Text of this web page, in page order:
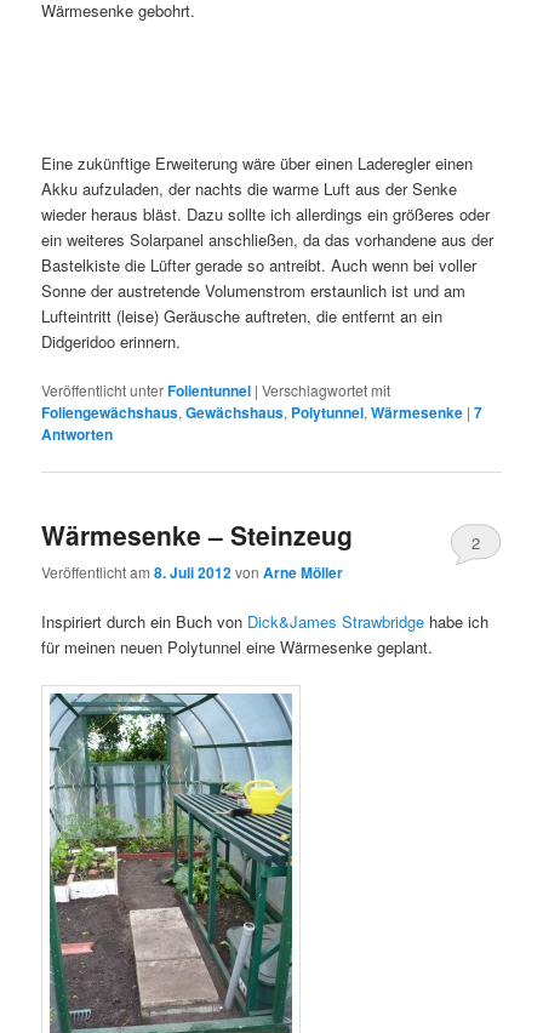
Wärmesenke gebohrt.
Eine zukünftige Erweiterung wäre über einen Laderegler einen
Akku aufzuladen, der nachts die warme Luft aus der Senke
wieder heraus bläst. Dazu sollte ich allerdings ein größeres oder
ein weiteres Solarpanel anschließen, da das vorhandene aus der
Bastelkiste die Lüfter gerade so antreibt. Auch wenn bei voller
Sonne der austretende Volumenstrom erstaunlich ist und am
Lufteintritt (leise) Geräusche auftreten, die entfernt an ein
Didgeridoo erinnern.
Veröffentlicht unterFolientunnel |Verschlagwortet mit
Foliengewächshaus,Gewächshaus, Polytunnel,Wärmesenke |7
Antworten
Wärmesenke – Steinzeug
Veröffentlicht am8. Juli 2012vonArne Möller
2
Inspiriert durch ein Buch von Dick&James Strawbridge habe ich
für meinen neuen Polytunnel eine Wärmesenke geplant.